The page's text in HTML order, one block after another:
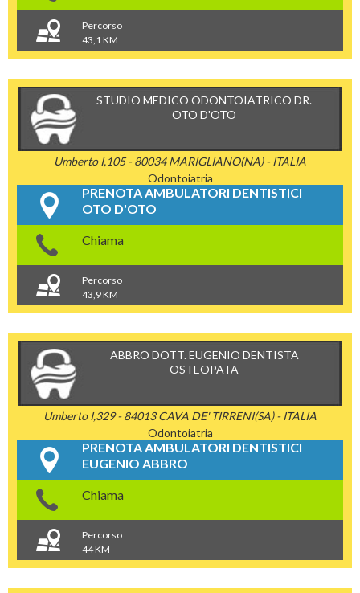
Percorso
43,1 KM
STUDIO MEDICO ODONTOIATRICO DR.
OTO D'OTO
Umberto I,105 - 80034 MARIGLIANO(NA) - ITALIA
Odontoiatria
PRENOTA AMBULATORI DENTISTICI
OTO D'OTO
Chiama
Percorso
43,9 KM
ABBRO DOTT. EUGENIO DENTISTA
OSTEOPATA
Umberto I,329 - 84013 CAVA DE' TIRRENI(SA) - ITALIA
Odontoiatria
PRENOTA AMBULATORI DENTISTICI
EUGENIO ABBRO
Chiama
Percorso
44 KM